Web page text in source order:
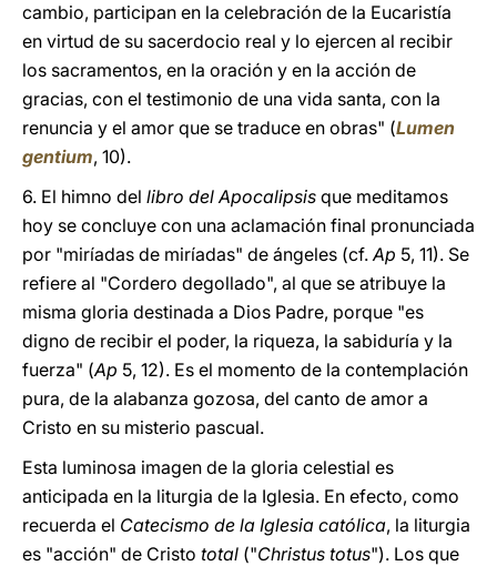
cambio, participan en la celebración de la Eucaristía
en virtud de su sacerdocio real y lo ejercen al recibir
los sacramentos, en la oración y en la acción de
gracias, con el testimonio de una vida santa, con la
renuncia y el amor que se traduce en obras" (Lumen
gentium, 10).
6. El himno del libro del Apocalipsis que meditamos
hoy se concluye con una aclamación final pronunciada
por "miríadas de miríadas" de ángeles (cf.Ap 5, 11). Se
refiere al "Cordero degollado", al que se atribuye la
misma gloria destinada a Dios Padre, porque "es
digno de recibir el poder, la riqueza, la sabiduría y la
fuerza" (Ap 5, 12). Es el momento de la contemplación
pura, de la alabanza gozosa, del canto de amor a
Cristo en su misterio pascual.
Esta luminosa imagen de la gloria celestial es
anticipada en la liturgia de la Iglesia. En efecto, como
recuerda el Catecismo de la Iglesia católica, la liturgia
es "acción" de Cristo total ("Christus totus"). Los que